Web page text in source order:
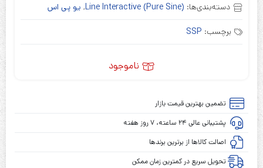
دسته‌بندی‌ها: Line Interactive (Pure Sine)
, یو پی اس
برچسب: SSP
ناموجود
تضمین بهترین قیمت بازار
پشتیبانی عالی ۲۴ ساعته، ۷ روز هفته
اصالت کالاها از برترین برندها
تحویل سریع در کمترین زمان ممکن